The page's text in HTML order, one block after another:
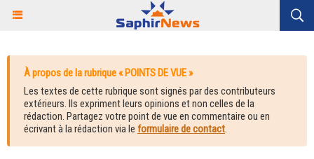
À propos de la rubrique « POINTS DE VUE »
Les textes de cette rubrique sont signés par des contributeurs
extérieurs. Ils expriment leurs opinions et non celles de la
rédaction. Partagez votre point de vue en commentaire ou en
écrivant à la rédaction via le formulaire de contact.